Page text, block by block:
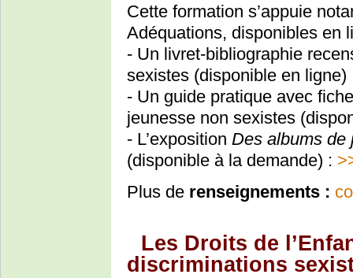
Cette formation s’appuie
Adéquations, disponibles en
- Un livret-bibliographie
sexistes (disponible en
- Un guide pratique avec
jeunesse non sexistes
- L’exposition Des albums de
(disponible à la demande) :
Plus de renseignements :
Les Droits de
discriminations